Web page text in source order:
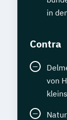
in
Contra
von